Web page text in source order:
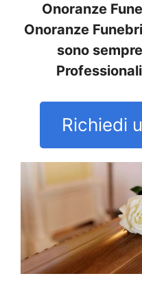
Onoranze
Onoranze
sono
Richiedi